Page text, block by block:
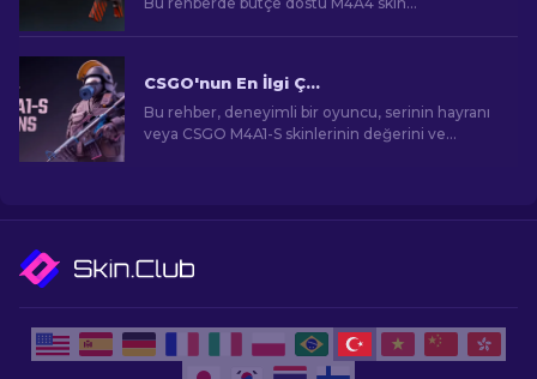
CSGO'nun En İlgi Çekici M4A1-S Skinleri
Bu rehber, deneyimli bir oyuncu, serinin hayranı
veya CSGO M4A1-S skinlerinin değerini ve
götürecektir.